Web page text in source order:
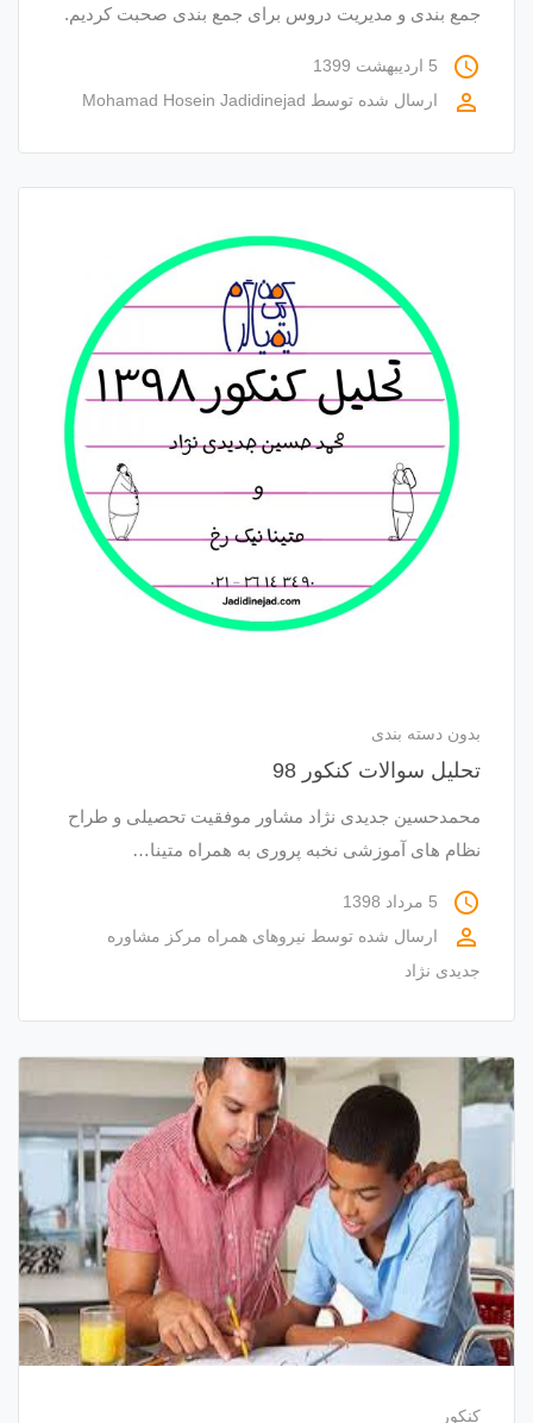
جمع بندی و مدیریت دروس برای جمع بندی صحبت کردیم.
access_time 5 اردیبهشت 1399
perm_identity ارسال شده توسط Mohamad Hosein Jadidinejad
بدون دسته بندی
تحلیل سوالات کنکور 98
محمدحسین جدیدی نژاد مشاور موفقیت تحصیلی و طراح
نظام های آموزشی نخبه پروری به همراه متینا…
access_time 5 مرداد 1398
perm_identity ارسال شده توسط نیروهای همراه مرکز مشاوره
جدیدی نژاد
کنکور